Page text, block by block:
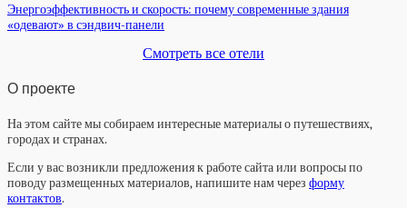
Энергоэффективность и скорость: почему современные здания
«одевают» в сэндвич-панели
Смотреть все отели
О проекте
На этом сайте мы собираем интересные материалы о путешествиях,
городах и странах.
Если у вас возникли предложения к работе сайта или вопросы по
поводу размещенных материалов, напишите нам через форму
контактов.